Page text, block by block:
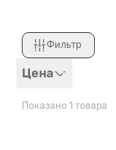
Фильтр
Закрыть
Цена
Показано 1 товара